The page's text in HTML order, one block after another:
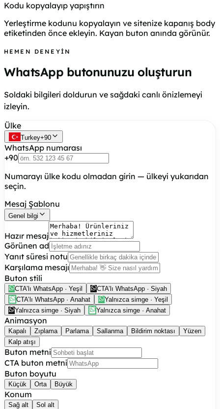
Kodu kopyalayıp yapıştırın
Yerleştirme kodunu kopyalayın ve sitenize kapanış body
etiketinden önce ekleyin. Kayan buton anında görünür.
HEMEN DENEYIN
WhatsApp butonunuzu oluşturun
Soldaki bilgileri doldurun ve sağdaki canlı önizlemeyi
izleyin.
Ülke
Turkey+90
WhatsApp numarası
+90
Numarayı ülke kodu olmadan girin — ülkeyi yukarıdan
seçin.
Mesaj Şablonu
Genel bilgi
Hazır mesaj
Görünen ad
Yanıt süresi notu
Karşılama mesajı
Buton stili
CTA’lı WhatsApp · Yeşil
CTA’lı WhatsApp · Siyah
CTA’lı WhatsApp · Anahat
Yalnızca simge · Yeşil
Yalnızca simge · Siyah
Yalnızca simge · Anahat
Animasyon
Kapalı Zıplama Parlama Sallanma Bildirim noktası
Yüzen
Kalp atışı
Buton metni
CTA buton metni
Buton boyutu
Küçük Orta Büyük
Konum
Sağ alt Sol alt